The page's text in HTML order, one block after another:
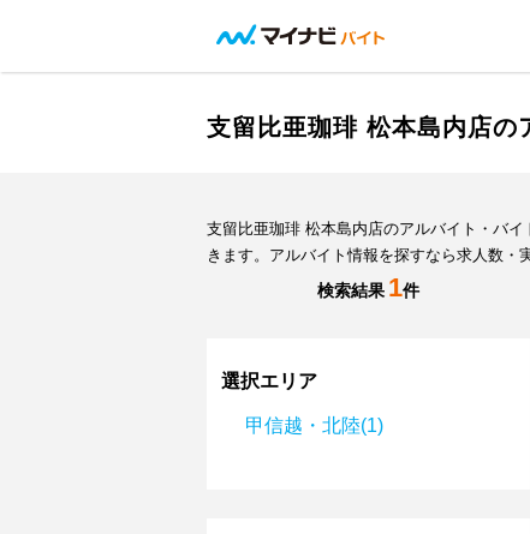
支留比亜珈琲 松本島内店の
支留比亜珈琲 松本島内店のアルバイト・バ
きます。アルバイト情報を探すなら求人数・
検索結果 1件
選択エリア
甲信越・北陸(1)